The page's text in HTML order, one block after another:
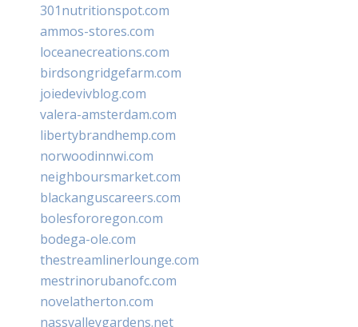
301nutritionspot.com
ammos-stores.com
loceanecreations.com
birdsongridgefarm.com
joiedevivblog.com
valera-amsterdam.com
libertybrandhemp.com
norwoodinnwi.com
neighboursmarket.com
blackanguscareers.com
bolesfororegon.com
bodega-ole.com
thestreamlinerlounge.com
mestrinorubanofc.com
novelatherton.com
nassvalleygardens.net